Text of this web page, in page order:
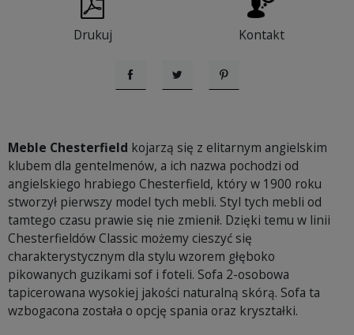
Drukuj Kontakt
UdostępnijTweetujPinterest
Meble Chesterfield kojarzą się z elitarnym angielskim
klubem dla gentelmenów, a ich nazwa pochodzi od
angielskiego hrabiego Chesterfield, który w 1900 roku
stworzył pierwszy model tych mebli. Styl tych mebli od
tamtego czasu prawie się nie zmienił. Dzięki temu w linii
Chesterfieldów Classic możemy cieszyć się
charakterystycznym dla stylu wzorem głęboko
pikowanych guzikami sof i foteli. Sofa 2-osobowa
tapicerowana wysokiej jakości naturalną skórą. Sofa ta
wzbogacona została o opcję spania oraz kryształki.